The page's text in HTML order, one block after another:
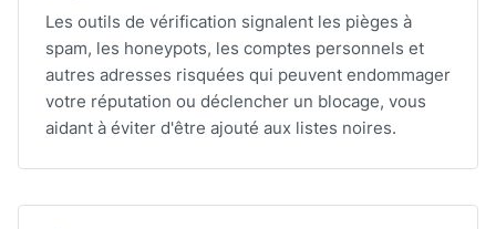
Les outils de vérification signalent les pièges à
spam, les honeypots, les comptes personnels et
autres adresses risquées qui peuvent endommager
votre réputation ou déclencher un blocage, vous
aidant à éviter d'être ajouté aux listes noires.